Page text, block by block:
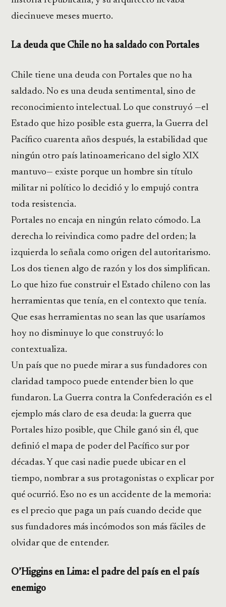
diecinueve meses muerto.
La deuda que Chile no ha saldado con Portales
Chile tiene una deuda con Portales que no ha
saldado. No es una deuda sentimental, sino de
reconocimiento intelectual. Lo que construyó —el
Estado que hizo posible esta guerra, la Guerra del
Pacífico cuarenta años después, la estabilidad que
ningún otro país latinoamericano del siglo XIX
mantuvo— existe porque un hombre sin título
militar ni político lo decidió y lo empujó contra
toda resistencia.
Portales no encaja en ningún relato cómodo. La
derecha lo reivindica como padre del orden; la
izquierda lo señala como origen del autoritarismo.
Los dos tienen algo de razón y los dos simplifican.
Lo que hizo fue construir el Estado chileno con las
herramientas que tenía, en el contexto que tenía.
Que esas herramientas no sean las que usaríamos
hoy no disminuye lo que construyó: lo
contextualiza.
Un país que no puede mirar a sus fundadores con
claridad tampoco puede entender bien lo que
fundaron. La Guerra contra la Confederación es el
ejemplo más claro de esa deuda: la guerra que
Portales hizo posible, que Chile ganó sin él, que
definió el mapa de poder del Pacífico sur por
décadas. Y que casi nadie puede ubicar en el
tiempo, nombrar a sus protagonistas o explicar por
qué ocurrió. Eso no es un accidente de la memoria:
es el precio que paga un país cuando decide que
sus fundadores más incómodos son más fáciles de
olvidar que de entender.
O’Higgins en Lima: el padre del país en el país
enemigo